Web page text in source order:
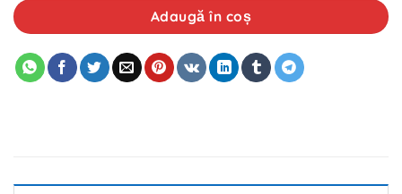
Adaugă în coș